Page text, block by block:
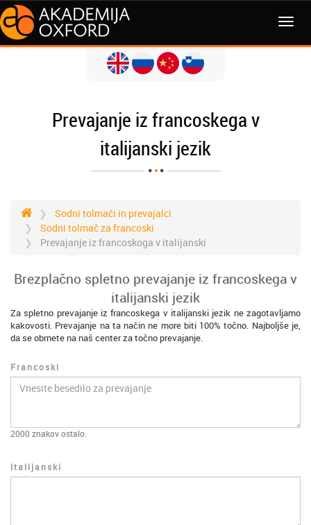
MENI
Prevajanje iz francoskega v
italijanski jezik
Sodni tolmači in prevajalci
Sodni tolmač za francoski
Prevajanje iz francoskoga v italijanski
Brezplačno spletno prevajanje iz francoskega v
italijanski jezik
Za spletno prevajanje iz francoskega v italijanski jezik ne zagotavljamo
kakovosti. Prevajanje na ta način ne more biti 100% točno. Najboljše je,
da se obrnete na naš center za točno prevajanje.
Francoski
2000 znakov ostalo.
Italijanski